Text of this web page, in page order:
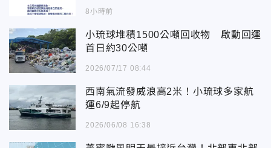
8小時前
小琉球堆積1500公噸回收物 啟動回運
首日約30公噸
2026/07/17 08:44
西南氣流發威浪高2米！小琉球多家航
運6/9起停航
2026/06/08 16:38